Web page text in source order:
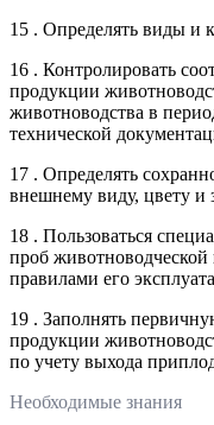
15 . Определять виды и
16 . Контролировать
продукции
животноводства в
технической
17 . Определять
внешнему виду, цвету и
18 . Пользоваться
проб животноводческой
правилами его
19 . Заполнять
продукции
по учету выхода
Необходимые знания